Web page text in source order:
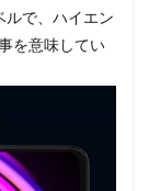
ルで、ハイエン
を意味してい